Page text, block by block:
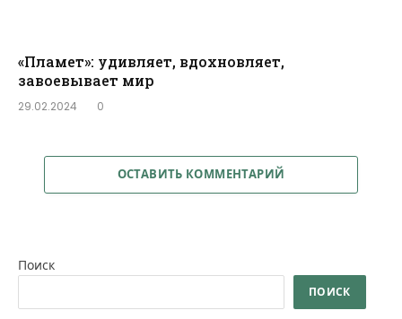
«Пламет»: удивляет, вдохновляет,
завоевывает мир
29.02.2024 0
ОСТАВИТЬ КОММЕНТАРИЙ
Поиск
ПОИСК